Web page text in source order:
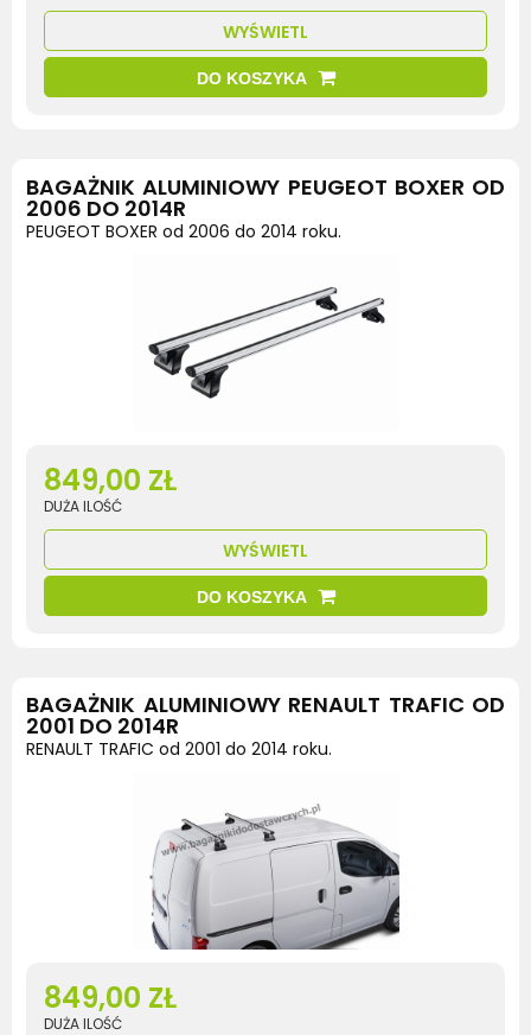
WYŚWIETL
DO KOSZYKA
BAGAŻNIK ALUMINIOWY PEUGEOT BOXER OD
2006 DO 2014R
PEUGEOT BOXER od 2006 do 2014 roku.
849,00 ZŁ
DUŻA ILOŚĆ
WYŚWIETL
DO KOSZYKA
BAGAŻNIK ALUMINIOWY RENAULT TRAFIC OD
2001 DO 2014R
RENAULT TRAFIC od 2001 do 2014 roku.
849,00 ZŁ
DUŻA ILOŚĆ